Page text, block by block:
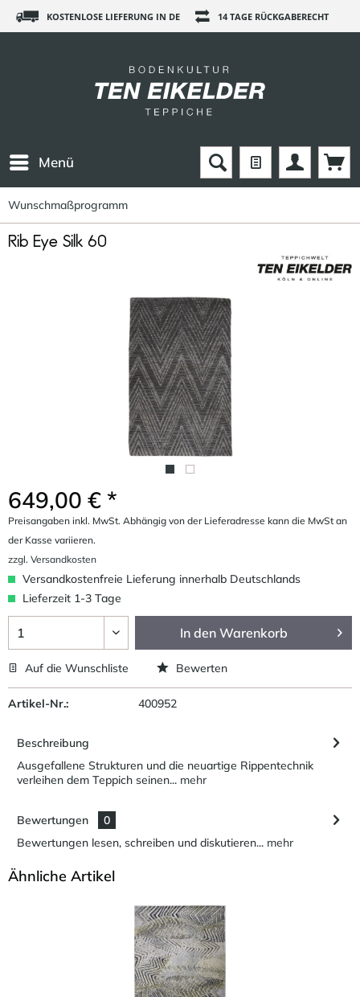
KOSTENLOSE LIEFERUNG IN DE 14 TAGE RÜCKGABERECHT
Menü
Wunschmaßprogramm
Rib Eye Silk 60
649,00 € *
Preisangaben inkl. MwSt. Abhängig von der Lieferadresse kann die MwSt an
der Kasse variieren.
zzgl. Versandkosten
Versandkostenfreie Lieferung innerhalb Deutschlands
Lieferzeit 1-3 Tage
In den Warenkorb
Auf die Wunschliste Bewerten
Artikel-Nr.: 400952
Beschreibung
Ausgefallene Strukturen und die neuartige Rippentechnik
verleihen dem Teppich seinen... mehr
Bewertungen
0
Bewertungen lesen, schreiben und diskutieren... mehr
Ähnliche Artikel